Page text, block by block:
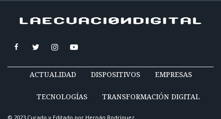
ACTUALIDAD DISPOSITIVOS EMPRESAS
TECNOLOGÍAS TRANSFORMACIÓN DIGITAL
© 2023 Curado y Editado por Hernán Rodríguez